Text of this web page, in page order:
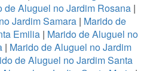
de Aluguel no Jardim Rosana |
Jardim Samara| Marido de
Emilia | Marido de Aluguel no
| Marido de Aluguel no Jardim
de Aluguel no Jardim Santa